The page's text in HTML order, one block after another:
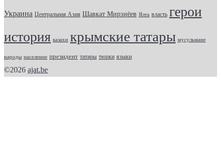
Украина Центральная Азия Шавкат Мирзиёев Ялта власть герои
история казахи крымские татары мусульмане
народы население президент татары тюрки языки
©2026 ajat.be